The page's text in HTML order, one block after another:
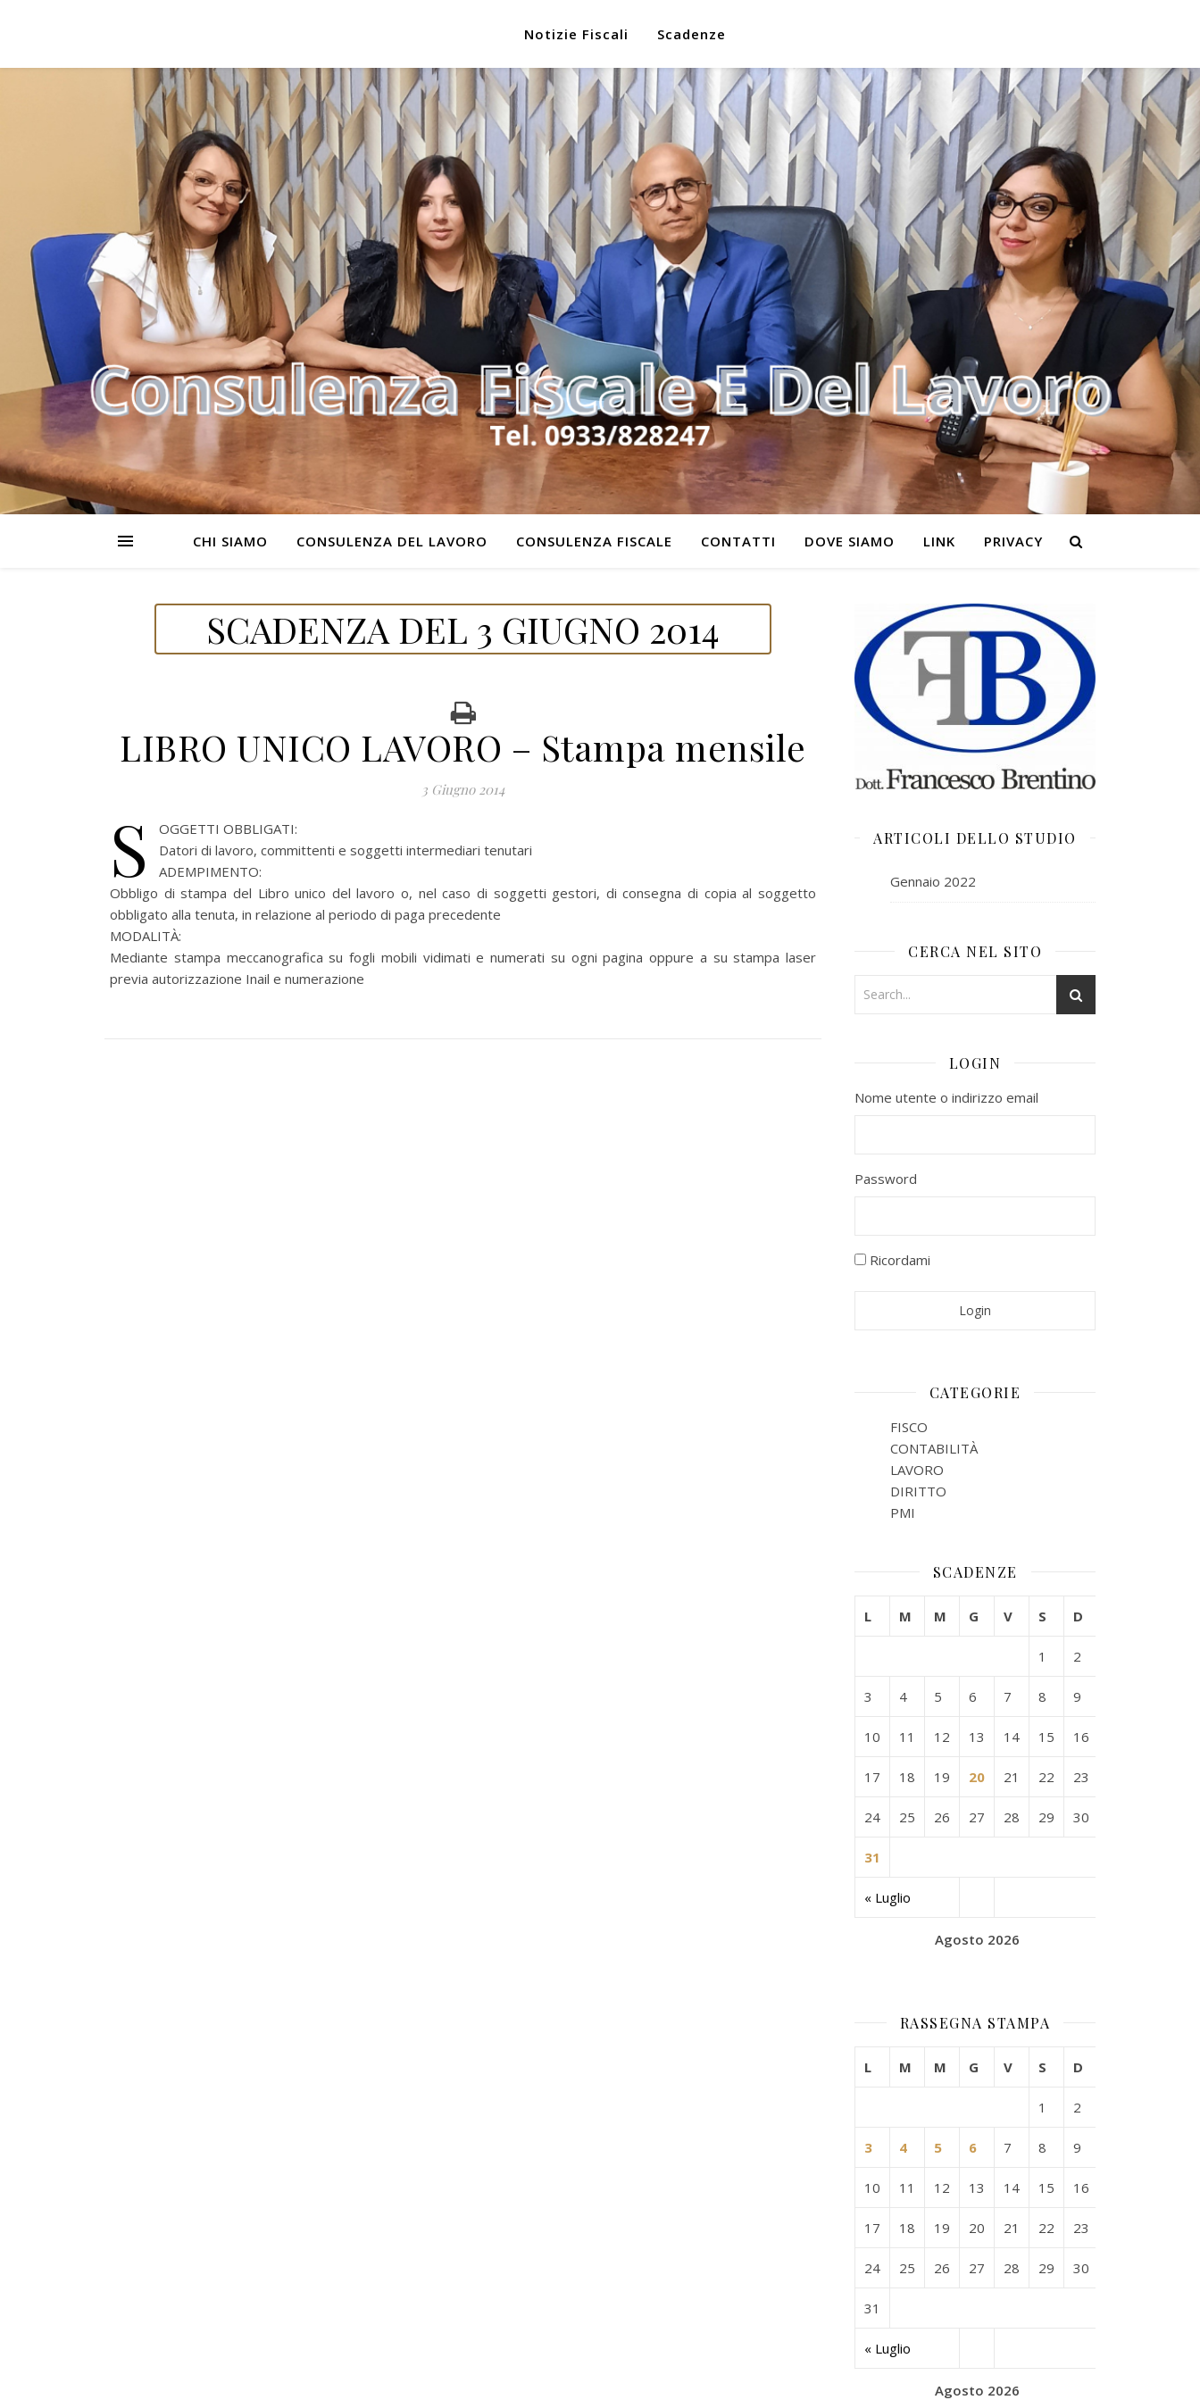
Notizie Fiscali Scadenze
CHI SIAMO CONSULENZA DEL LAVORO CONSULENZA FISCALE CONTATTI DOVE SIAMO LINK PRIVACY
SCADENZA DEL 3 GIUGNO 2014
LIBRO UNICO LAVORO – Stampa mensile
3 Giugno 2014
S
OGGETTI OBBLIGATI:
Datori di lavoro, committenti e soggetti intermediari tenutari
ADEMPIMENTO:
Obbligo di stampa del Libro unico del lavoro o, nel caso di soggetti gestori, di consegna di copia al soggetto
obbligato alla tenuta, in relazione al periodo di paga precedente
MODALITÀ:
Mediante stampa meccanografica su fogli mobili vidimati e numerati su ogni pagina oppure a su stampa laser
previa autorizzazione Inail e numerazione
ARTICOLI DELLO STUDIO
Gennaio 2022
CERCA NEL SITO
LOGIN
Nome utente o indirizzo email
Password
Ricordami
CATEGORIE
FISCO
CONTABILITÀ
LAVORO
DIRITTO
PMI
SCADENZE
Agosto 2026
L M M G V S D
« Luglio
1 2
3 4 5 6 7 8 9
10 11 12 13 14 15 16
17 18 19 20 21 22 23
24 25 26 27 28 29 30
31
RASSEGNA STAMPA
Agosto 2026
L M M G V S D
« Luglio
1 2
3 4 5 6 7 8 9
10 11 12 13 14 15 16
17 18 19 20 21 22 23
24 25 26 27 28 29 30
31